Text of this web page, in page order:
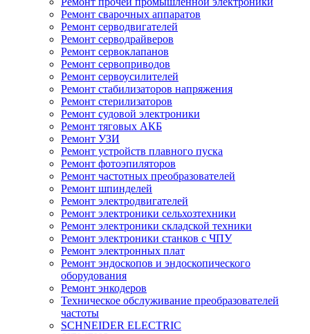
Ремонт сварочных аппаратов
Ремонт серводвигателей
Ремонт серводрайверов
Ремонт сервоклапанов
Ремонт сервоприводов
Ремонт сервоусилителей
Ремонт стабилизаторов напряжения
Ремонт стерилизаторов
Ремонт судовой электроники
Ремонт тяговых АКБ
Ремонт УЗИ
Ремонт устройств плавного пуска
Ремонт фотоэпиляторов
Ремонт частотных преобразователей
Ремонт шпинделей
Ремонт электродвигателей
Ремонт электроники сельхозтехники
Ремонт электроники складской техники
Ремонт электроники станков с ЧПУ
Ремонт электронных плат
Ремонт эндоскопов и эндоскопического
оборудования
Ремонт энкодеров
Техническое обслуживание преобразователей
частоты
SCHNEIDER ELECTRIC